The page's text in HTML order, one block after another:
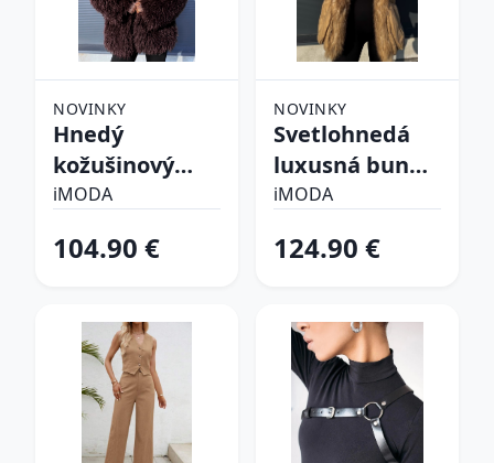
NOVINKY
Hnedý
kožušinový
kabát CHOCO
iMODA
104.90 €
NOVINKY
Svetlohnedá
luxusná bunda
s kožušinou
iMODA
124.90 €